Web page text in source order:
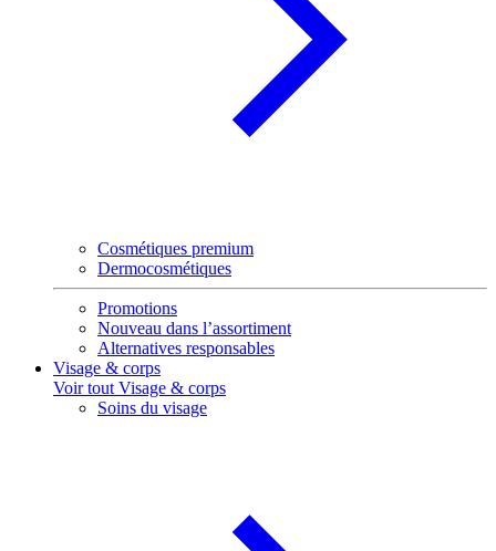
Cosmétiques premium
Dermocosmétiques
Promotions
Nouveau dans l’assortiment
Alternatives responsables
Visage & corps
Voir tout Visage & corps
Soins du visage